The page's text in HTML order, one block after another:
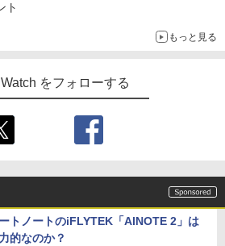
ト
もっと見る
をフォローする
トノートのiFLYTEK「AINOTE 2」は
的なのか？